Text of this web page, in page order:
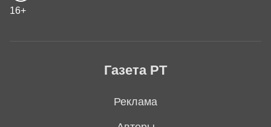
Газета РТ
Реклама
16+